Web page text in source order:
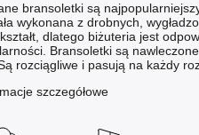
bransoletki są
wykonana z drobnych,
dlatego biżuteria jest
Bransoletki są
rozciągliwe i pasują na każdy
szczegółowe